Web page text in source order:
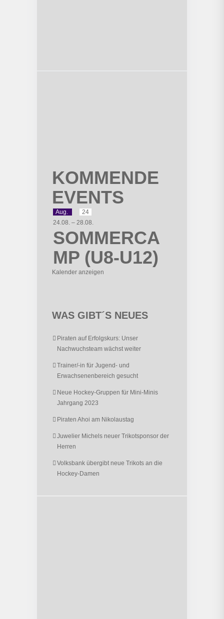
KOMMENDE
EVENTS
Aug.
24
24.08. – 28.08.
SOMMERCA
MP (U8-U12)
Kalender anzeigen
WAS GIBT´S NEUES
Piraten auf Erfolgskurs: Unser
Nachwuchsteam wächst weiter
Trainer/-in für Jugend- und
Erwachsenenbereich gesucht
Neue Hockey-Gruppen für Mini-Minis
Jahrgang 2023
Piraten Ahoi am Nikolaustag
Juwelier Michels neuer Trikotsponsor der
Herren
Volksbank übergibt neue Trikots an die
Hockey-Damen